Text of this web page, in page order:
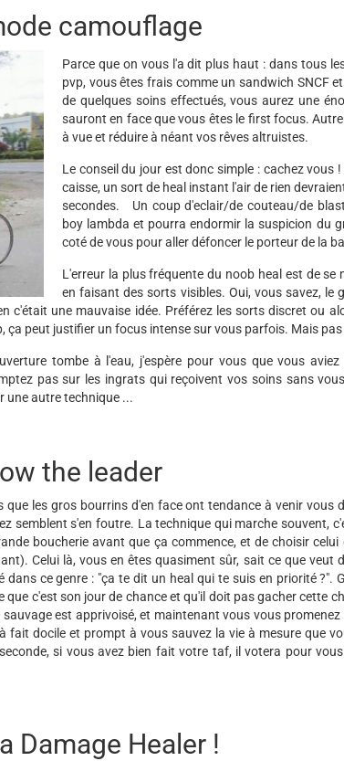
camouflage
Parce que on vous l'a dit plus haut : dans tous
pvp, vous êtes frais comme un sandwich SNCF
de quelques soins effectués, vous aurez une
sauront en face que vous êtes le first focus.
à vue et réduire à néant vos rêves altruistes.
Le conseil du jour est donc simple : cachez vous
caisse, un sort de heal instant l'air de rien
secondes. Un coup d'eclair/de couteau/de
boy lambda et pourra endormir la suspicion du
coté de vous pour aller défoncer le porteur de la
L'erreur la plus fréquente du noob heal est de se
en faisant des sorts visibles. Oui, vous savez, le
c'était une mauvaise idée. Préférez les sorts discret ou
ça peut justifier un focus intense sur vous parfois. Mais
tombe à l'eau, j'espère pour vous que vous
pas sur les ingrats qui reçoivent vos soins sans
une autre technique ...
the leader
que les gros bourrins d'en face ont tendance à venir vous
semblent s'en foutre. La technique qui marche souvent,
boucherie avant que ça commence, et de choisir
Celui là, vous en êtes quasiment sûr, sait ce que veut
ce genre : "ça te dit un heal qui te suis en priorité ?".
que c'est son jour de chance et qu'il doit pas gacher cette
est apprivoisé, et maintenant vous vous
fait docile et prompt à vous sauvez la vie à mesure que
si vous avez bien fait votre taf, il votera pour
Damage Healer !